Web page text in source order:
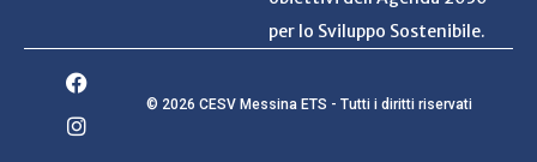
per lo Sviluppo Sostenibile.
© 2026 CESV Messina ETS - Tutti i diritti riservati